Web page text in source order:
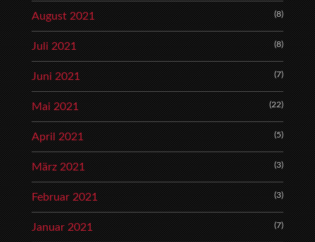
August 2021 (8)
Juli 2021 (8)
Juni 2021 (7)
Mai 2021 (22)
April 2021 (5)
März 2021 (3)
Februar 2021 (3)
Januar 2021 (7)